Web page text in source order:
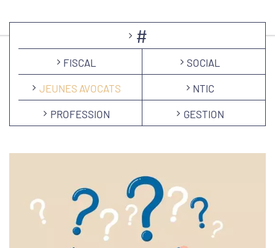
#
FISCAL SOCIAL
JEUNES AVOCATS NTIC
PROFESSION GESTION